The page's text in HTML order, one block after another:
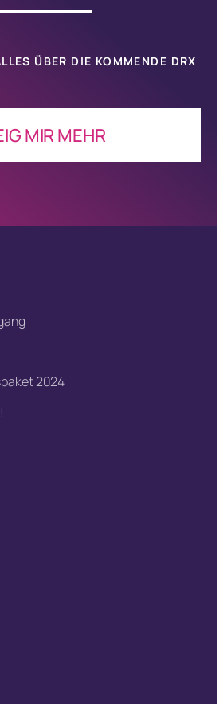
ÜBER DIE KOMMENDE DRX
MIR MEHR
2024